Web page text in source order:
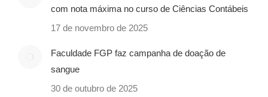
com nota máxima no curso de Ciências Contábeis
17 de novembro de 2025
Faculdade FGP faz campanha de doação de
sangue
30 de outubro de 2025